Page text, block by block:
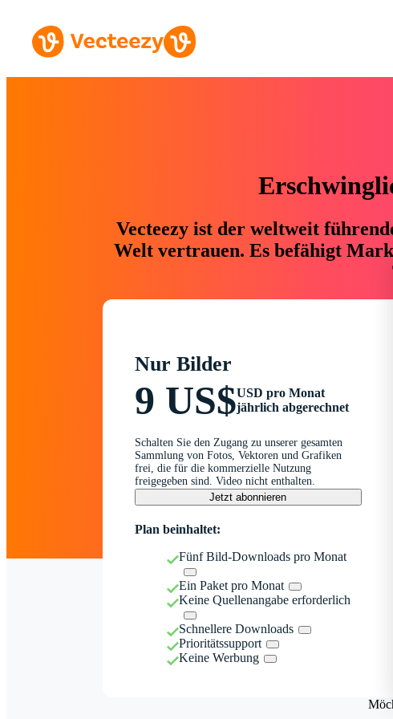
Vecteezy ist der weltweit
Welt vertrauen. Es befähigt
Nur Bilder
9 US$USD pro Monat
jährlich abgerechnet
Schalten Sie den Zugang zu unserer gesamten
Sammlung von Fotos, Vektoren und Grafiken
frei, die für die kommerzielle Nutzung
freigegeben sind. Video nicht enthalten.
Jetzt abonnieren
Plan beinhaltet:
Fünf Bild-Downloads pro Monat
Ein Paket pro Monat
Keine Quellenangabe erforderlich
Schnellere Downloads
Prioritätssupport
Keine Werbung